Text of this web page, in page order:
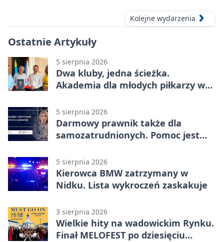
Kolejne wydarzenia
Ostatnie Artykuły
5 sierpnia 2026
Dwa kluby, jedna ścieżka.
Akademia dla młodych piłkarzy w
5 sierpnia 2026
Darmowy prawnik także dla
samozatrudnionych. Pomoc jest
5 sierpnia 2026
Kierowca BMW zatrzymany w
Nidku. Lista wykroczeń zaskakuje
3 sierpnia 2026
Wielkie hity na wadowickim Rynku.
Finał MELOFEST po dziesięciu